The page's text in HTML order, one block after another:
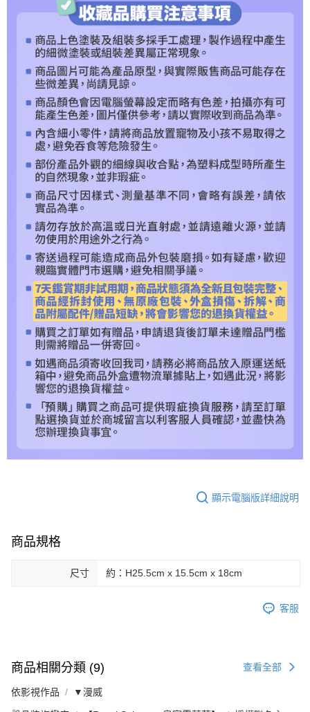
顯示電腦版詳細說明
商品規格
尺寸 約：H25.5cm x 15.5cm x 18cm
客服
商品相關分類 (9) 查看全部
依影視作品 ▼漫威